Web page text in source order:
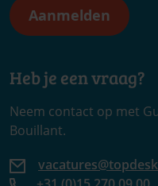
Heb je een vraag?
Neem contact op met
Bouillant.